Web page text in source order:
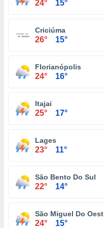
24° 15°
Criciúma
26° 15°
Florianópolis
24° 16°
Itajai
25° 17°
Lages
23° 11°
São Bento Do Sul
22° 14°
São Miguel Do Oeste
24° 15°